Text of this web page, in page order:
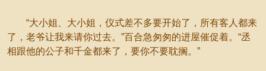
“大小姐、大小姐，仪式差不多要开始了，所有客人都来
了，老爷让我来请你过去。”百合急匆匆的进屋催促着。“丞
相跟他的公子和千金都来了，要你不要耽搁。”